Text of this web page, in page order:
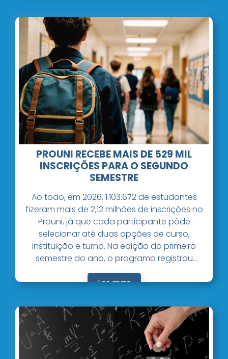
PROUNI RECEBE MAIS DE 529 MIL
INSCRIÇÕES PARA O SEGUNDO
SEMESTRE
Ao todo, em 2026, 1.103.672 de estudantes
fizeram mais de 2,12 milhões de inscrições no
Prouni, já que cada participante pôde
selecionar até duas opções de curso,
instituição e turno. Na edição do primeiro
semestre do ano, o programa registrou
1.595.662 inscrições. O Prouni oferece bolsas de
estudo integrais (100%) e parciais (50%).
Ler mais